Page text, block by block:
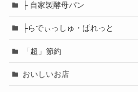
├ 自家製酵母パン
├らでぃっしゅ・ぱれっと
「超」節約
おいしいお店